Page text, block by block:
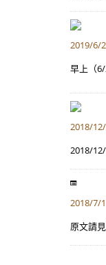
2019/6/
早上（
2018/
2018/
2018/7/
原文請